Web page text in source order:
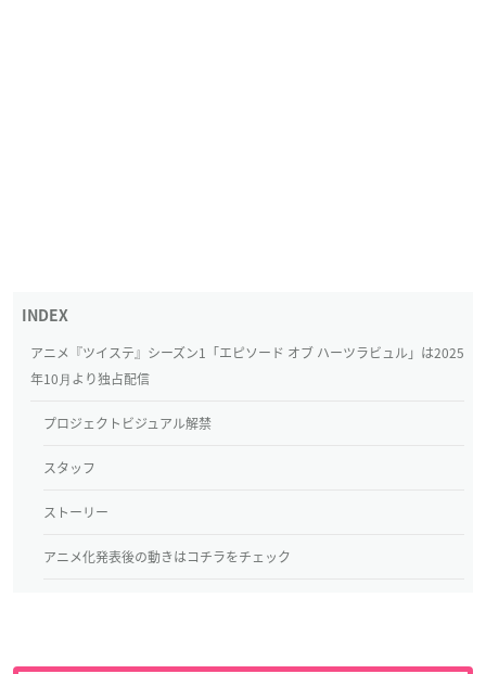
アニメ『ツイステ』シーズン1「エピソード オブ ハーツラビュル」は2025
年10⽉より独占配信
プロジェクトビジュアル解禁
スタッフ
ストーリー
アニメ化発表後の動きはコチラをチェック